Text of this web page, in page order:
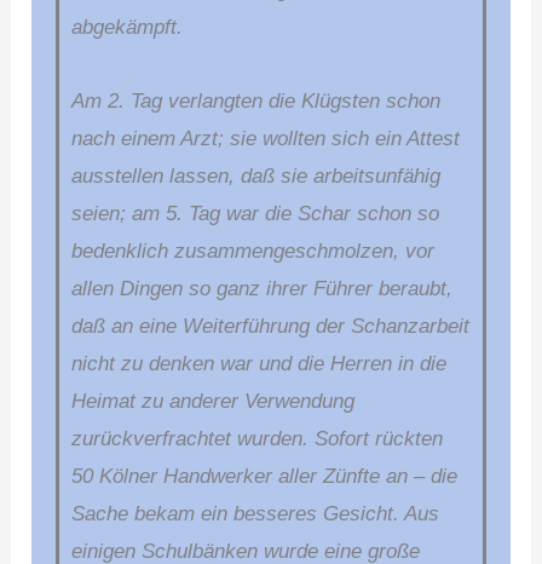
abgekämpft.
Am 2. Tag verlangten die Klügsten schon
nach einem Arzt; sie wollten sich ein Attest
ausstellen lassen, daß sie arbeitsunfähig
seien; am 5. Tag war die Schar schon so
bedenklich zusammengeschmolzen, vor
allen Dingen so ganz ihrer Führer beraubt,
daß an eine Weiterführung der Schanzarbeit
nicht zu denken war und die Herren in die
Heimat zu anderer Verwendung
zurückverfrachtet wurden. Sofort rückten
50 Kölner Handwerker aller Zünfte an – die
Sache bekam ein besseres Gesicht. Aus
einigen Schulbänken wurde eine große